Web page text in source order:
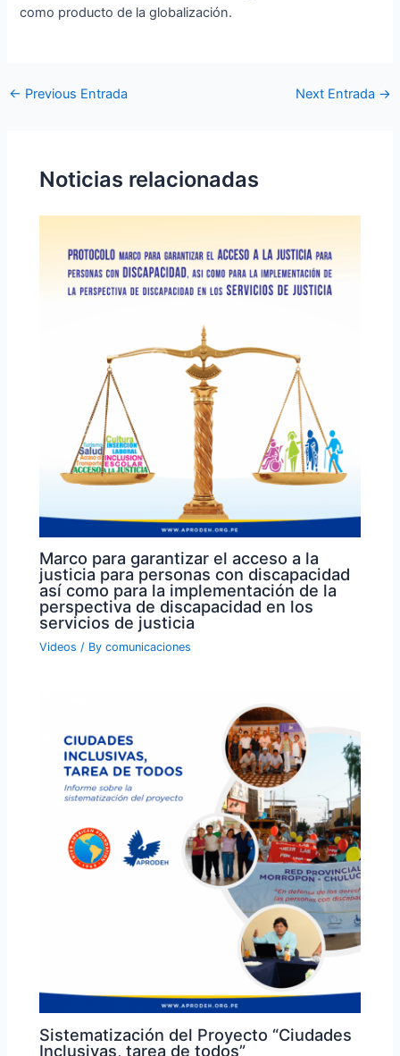
como producto de la globalización.
← Previous Entrada Next Entrada →
Noticias relacionadas
Marco para garantizar el acceso a la
justicia para personas con discapacidad
así como para la implementación de la
perspectiva de discapacidad en los
servicios de justicia
Videos / Bycomunicaciones
Sistematización del Proyecto “Ciudades
Inclusivas, tarea de todos”